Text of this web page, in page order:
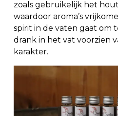
zoals gebruikelijk het
waardoor aroma’s
spirit in de vaten gaat om
drank in het vat voorzien
karakter.